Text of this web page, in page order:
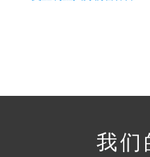
我们